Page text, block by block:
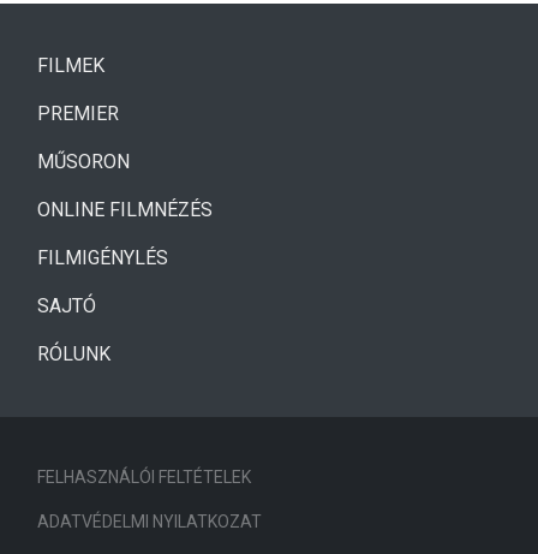
FILMEK(CURRENT)
PREMIER
MŰSORON
ONLINE FILMNÉZÉS
FILMIGÉNYLÉS
SAJTÓ
RÓLUNK
FELHASZNÁLÓI FELTÉTELEK
ADATVÉDELMI NYILATKOZAT